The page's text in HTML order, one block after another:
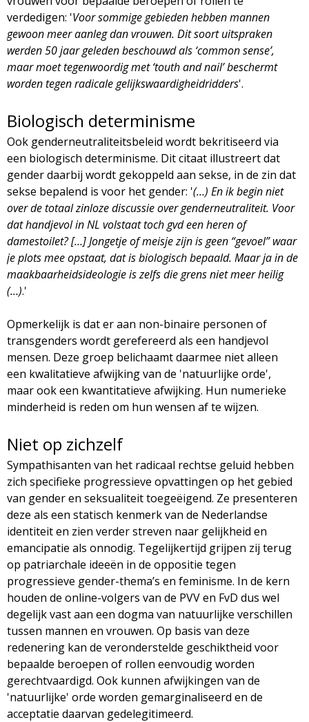
verdedigen: 'Voor sommige gebieden hebben mannen
gewoon meer aanleg dan vrouwen. Dit soort uitspraken
werden 50 jaar geleden beschouwd als ‘common sense’,
maar moet tegenwoordig met ‘touth and nail’ beschermt
worden tegen radicale gelijkswaardigheidridders'.
Biologisch determinisme
Ook genderneutraliteitsbeleid wordt bekritiseerd via
een biologisch determinisme. Dit citaat illustreert dat
gender daarbij wordt gekoppeld aan sekse, in de zin dat
sekse bepalend is voor het gender: '(…) En ik begin niet
over de totaal zinloze discussie over genderneutraliteit. Voor
dat handjevol in NL volstaat toch gvd een heren of
damestoilet? […] Jongetje of meisje zijn is geen “gevoel” waar
je plots mee opstaat, dat is biologisch bepaald. Maar ja in de
maakbaarheidsideologie is zelfs die grens niet meer heilig
(…).'
Opmerkelijk is dat er aan non-binaire personen of
transgenders wordt gerefereerd als een handjevol
mensen. Deze groep belichaamt daarmee niet alleen
een kwalitatieve afwijking van de 'natuurlijke orde',
maar ook een kwantitatieve afwijking. Hun numerieke
minderheid is reden om hun wensen af te wijzen.
Niet op zichzelf
Sympathisanten van het radicaal rechtse geluid hebben
zich specifieke progressieve opvattingen op het gebied
van gender en seksualiteit toegeëigend. Ze presenteren
deze als een statisch kenmerk van de Nederlandse
identiteit en zien verder streven naar gelijkheid en
emancipatie als onnodig. Tegelijkertijd grijpen zij terug
op patriarchale ideeën in de oppositie tegen
progressieve gender-thema’s en feminisme. In de kern
houden de online-volgers van de PVV en FvD dus wel
degelijk vast aan een dogma van natuurlijke verschillen
tussen mannen en vrouwen. Op basis van deze
redenering kan de veronderstelde geschiktheid voor
bepaalde beroepen of rollen eenvoudig worden
gerechtvaardigd. Ook kunnen afwijkingen van de
'natuurlijke' orde worden gemarginaliseerd en de
acceptatie daarvan gedelegitimeerd.